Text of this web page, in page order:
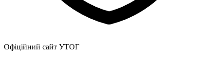
Офіційний сайт УТОГ